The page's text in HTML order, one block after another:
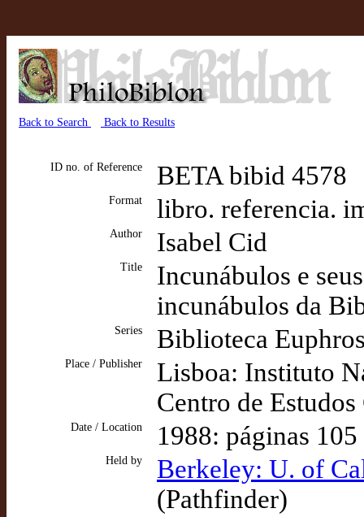
Back to Search Back to Results
ID no. of Reference BETA bibid 4578
Format libro. referencia.
Author Isabel Cid
Title
Incunábulos e
incunábulos da
Series Biblioteca
Place / Publisher
Lisboa: Instituto
Centro de Estudos
Date / Location 1988: páginas 105
Held by
Berkeley: U. of
(Pathfinder)